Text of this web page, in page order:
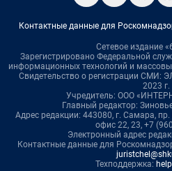
Контактные данные для
Сетевое издание
Зарегистрировано Федеральной
информационных технологий и
Свидетельство о регистрации СМИ:
2023 г.
Учредитель: ООО
Главный редактор:
Адрес редакции: 443080, г. Самара,
офис 22, 23, +7
Электронный адрес
Контактные данные для
Техподдержка: